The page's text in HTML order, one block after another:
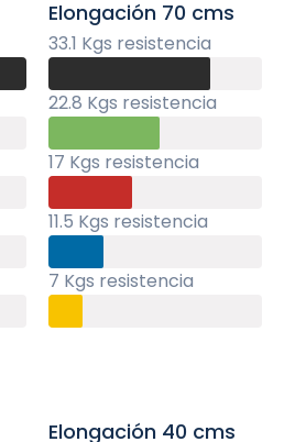
Elongación 70 cms
33.1 Kgs resistencia
22.8 Kgs resistencia
17 Kgs resistencia
11.5 Kgs resistencia
7 Kgs resistencia
Elongación 40 cms